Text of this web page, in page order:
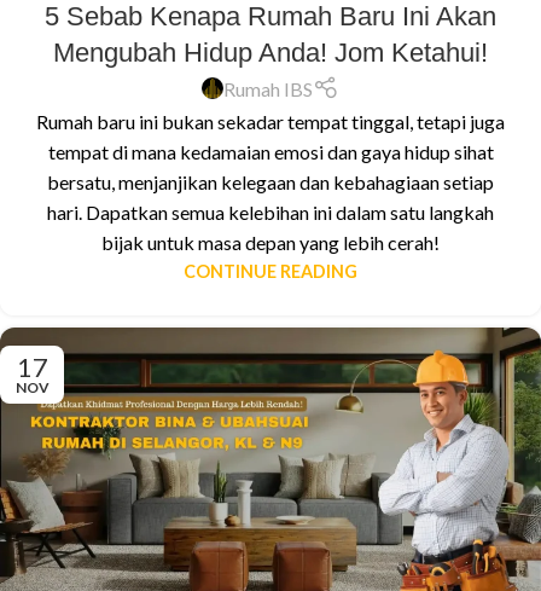
5 Sebab Kenapa Rumah Baru Ini Akan
Mengubah Hidup Anda! Jom Ketahui!
Rumah IBS
Rumah baru ini bukan sekadar tempat tinggal, tetapi juga
tempat di mana kedamaian emosi dan gaya hidup sihat
bersatu, menjanjikan kelegaan dan kebahagiaan setiap
hari. Dapatkan semua kelebihan ini dalam satu langkah
bijak untuk masa depan yang lebih cerah!
CONTINUE READING
17
NOV